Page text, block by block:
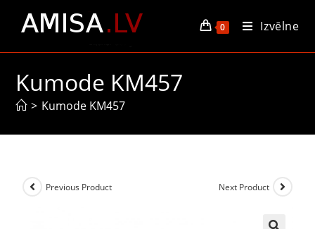
0 Izvēlne
Kumode KM457
> Kumode KM457
Previous Product Next Product